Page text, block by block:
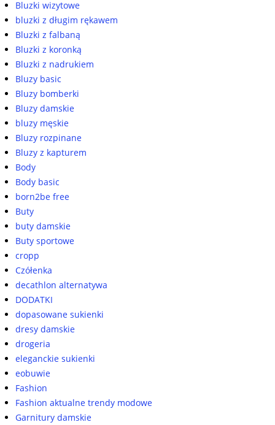
Bluzki wizytowe
bluzki z długim rękawem
Bluzki z falbaną
Bluzki z koronką
Bluzki z nadrukiem
Bluzy basic
Bluzy bomberki
Bluzy damskie
bluzy męskie
Bluzy rozpinane
Bluzy z kapturem
Body
Body basic
born2be free
Buty
buty damskie
Buty sportowe
cropp
Czółenka
decathlon alternatywa
DODATKI
dopasowane sukienki
dresy damskie
drogeria
eleganckie sukienki
eobuwie
Fashion
Fashion aktualne trendy modowe
Garnitury damskie